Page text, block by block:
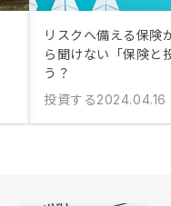
リスクへ備える保険
ら聞けない「保険と
う？
投資する2024.04.16